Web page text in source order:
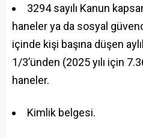
3294 sayılı Kanun
haneler ya da sosyal
içinde kişi başına düşen
1/3’ünden (2025 yılı için
haneler.
Kimlik belgesi.